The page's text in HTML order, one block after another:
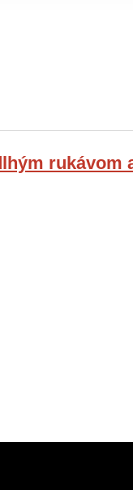
rukávom